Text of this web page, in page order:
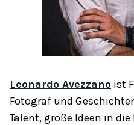
Leonardo Avezzano ist
Fotograf und
Talent, große Ideen in